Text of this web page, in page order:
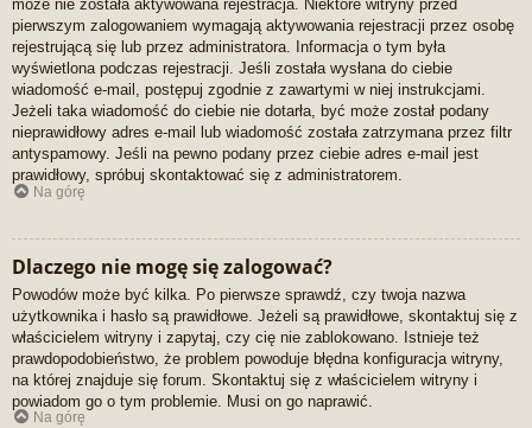
może nie została aktywowana rejestracja. Niektóre witryny przed
pierwszym zalogowaniem wymagają aktywowania rejestracji przez osobę
rejestrującą się lub przez administratora. Informacja o tym była
wyświetlona podczas rejestracji. Jeśli została wysłana do ciebie
wiadomość e-mail, postępuj zgodnie z zawartymi w niej instrukcjami.
Jeżeli taka wiadomość do ciebie nie dotarła, być może został podany
nieprawidłowy adres e-mail lub wiadomość została zatrzymana przez filtr
antyspamowy. Jeśli na pewno podany przez ciebie adres e-mail jest
prawidłowy, spróbuj skontaktować się z administratorem.
Na górę
Dlaczego nie mogę się zalogować?
Powodów może być kilka. Po pierwsze sprawdź, czy twoja nazwa
użytkownika i hasło są prawidłowe. Jeżeli są prawidłowe, skontaktuj się z
właścicielem witryny i zapytaj, czy cię nie zablokowano. Istnieje też
prawdopodobieństwo, że problem powoduje błędna konfiguracja witryny,
na której znajduje się forum. Skontaktuj się z właścicielem witryny i
powiadom go o tym problemie. Musi on go naprawić.
Na górę